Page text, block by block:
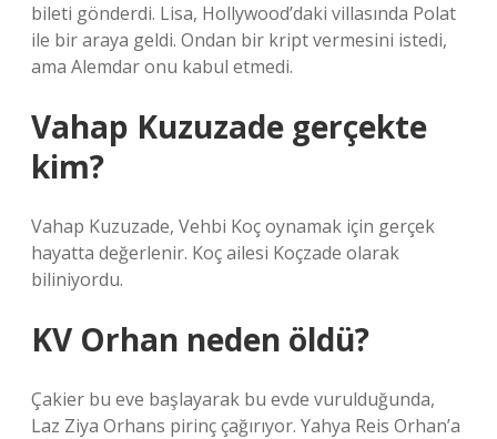
bileti gönderdi. Lisa, Hollywood’daki villasında Polat
ile bir araya geldi. Ondan bir kript vermesini istedi,
ama Alemdar onu kabul etmedi.
Vahap Kuzuzade gerçekte
kim?
Vahap Kuzuzade, Vehbi Koç oynamak için gerçek
hayatta değerlenir. Koç ailesi Koçzade olarak
biliniyordu.
KV Orhan neden öldü?
Çakier bu eve başlayarak bu evde vurulduğunda,
Laz Ziya Orhans pirinç çağırıyor. Yahya Reis Orhan’a